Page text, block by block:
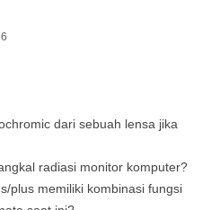
dari sebuah lensa jika
radiasi monitor komputer?
plus memiliki kombinasi fungsi